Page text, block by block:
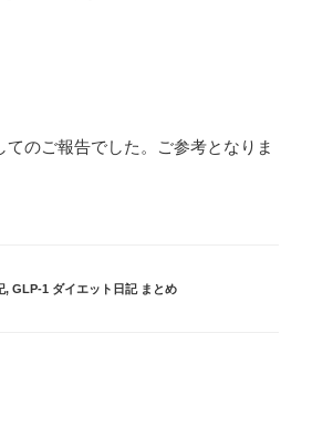
のご報告でした。ご参考となりま
, GLP-1 ダイエット日記 まとめ